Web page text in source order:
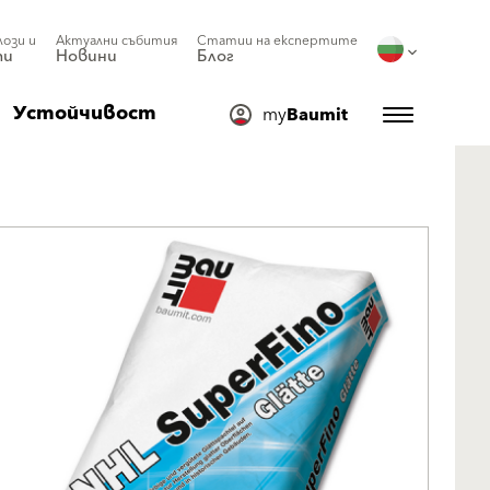
и Актуални събития
Новини
Статии на експертите
Блог
Устойчивост myBaumit